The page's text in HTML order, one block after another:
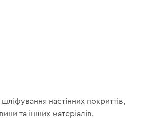
настінних покриттів,
та інших матеріалів.